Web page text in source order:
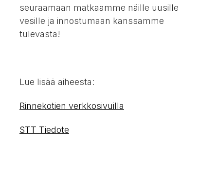
seuraamaan matkaamme näille uusille
vesille ja innostumaan kanssamme
tulevasta!
Lue lisää aiheesta:
Rinnekotien verkkosivuilla
STT Tiedote